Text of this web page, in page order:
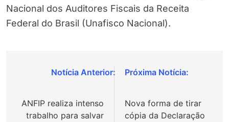
Nacional dos Auditores Fiscais da Receita
Federal do Brasil (Unafisco Nacional).
Navegação
Post
ANFIP realiza intenso
trabalho para salvar
Nova forma de tirar
cópia da Declaração